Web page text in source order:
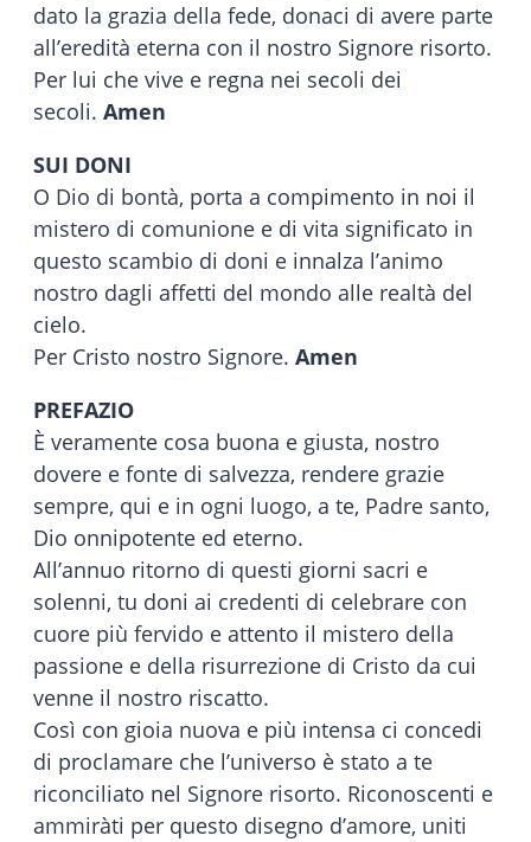
dato la grazia della fede, donaci di avere parte
all’eredità eterna con il nostro Signore risorto.
Per lui che vive e regna nei secoli dei
secoli. Amen
SUI DONI
O Dio di bontà, porta a compimento in noi il
mistero di comunione e di vita significato in
questo scambio di doni e innalza l’animo
nostro dagli affetti del mondo alle realtà del
cielo.
Per Cristo nostro Signore. Amen
PREFAZIO
È veramente cosa buona e giusta, nostro
dovere e fonte di salvezza, rendere grazie
sempre, qui e in ogni luogo, a te, Padre santo,
Dio onnipotente ed eterno.
All’annuo ritorno di questi giorni sacri e
solenni, tu doni ai credenti di celebrare con
cuore più fervido e attento il mistero della
passione e della risurrezione di Cristo da cui
venne il nostro riscatto.
Così con gioia nuova e più intensa ci concedi
di proclamare che l’universo è stato a te
riconciliato nel Signore risorto. Riconoscenti e
ammiràti per questo disegno d’amore, uniti